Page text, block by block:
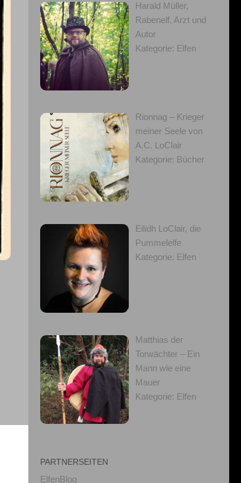
Harald Müller,
Rabenelf, Arzt und
Autor
Kategorie: Elfen
Rionnag – Krieger
meiner Seele von
A.C. LoClair
Kategorie: Bücher
Eilidh LoClair, die
Pummelelfe
Kategorie: Elfen
Matthias der
Torwächter – Ein
Mann wie eine
Mauer
Kategorie: Elfen
PARTNERSEITEN
ElfenBlog